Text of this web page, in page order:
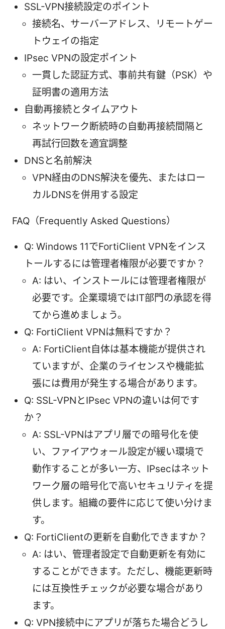
SSL-VPN接続設定のポイント
接続名、サーバーアドレス、リモートゲー
トウェイの指定
IPsec VPNの設定ポイント
一貫した認証方式、事前共有鍵（PSK）や
証明書の適用方法
自動再接続とタイムアウト
ネットワーク断続時の自動再接続間隔と
再試行回数を適宜調整
DNSと名前解決
VPN経由のDNS解決を優先、またはロー
カルDNSを併用する設定
FAQ（Frequently Asked Questions）
Q: Windows 11でFortiClient VPNをインス
トールするには管理者権限が必要ですか？
A: はい、インストールには管理者権限が
必要です。企業環境ではIT部門の承認を得
てから進めましょう。
Q: FortiClient VPNは無料ですか？
A: FortiClient自体は基本機能が提供され
ていますが、企業のライセンスや機能拡
張には費用が発生する場合があります。
Q: SSL-VPNとIPsec VPNの違いは何です
か？
A: SSL-VPNはアプリ層での暗号化を使
い、ファイアウォール設定が緩い環境で
動作することが多い一方、IPsecはネット
ワーク層の暗号化で高いセキュリティを提
供します。組織の要件に応じて使い分けま
す。
Q: FortiClientの更新を自動化できますか？
A: はい、管理者設定で自動更新を有効に
することができます。ただし、機能更新時
には互換性チェックが必要な場合があり
ます。
Q: VPN接続中にアプリが落ちた場合どうし